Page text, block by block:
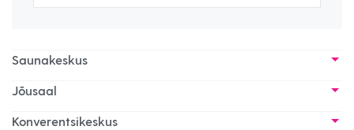
Saunakeskus
Jõusaal
Konverentsikeskus